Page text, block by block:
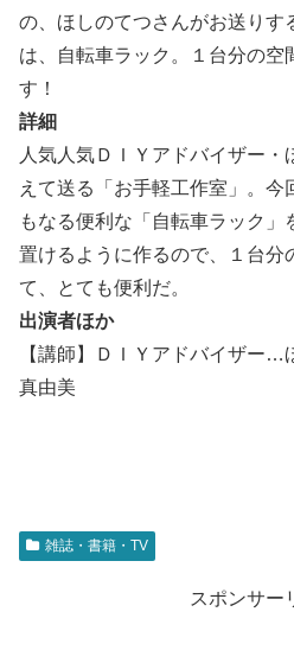
の、ほしのてつさんがお送りす
は、自転車ラック。１台分の空
す！
詳細
人気人気ＤＩＹアドバイザー・
えて送る「お手軽工作室」。今
もなる便利な「自転車ラック」
置けるように作るので、１台分
て、とても便利だ。
出演者ほか
【講師】ＤＩＹアドバイザー…
真由美
雑誌・書籍・TV
スポンサー